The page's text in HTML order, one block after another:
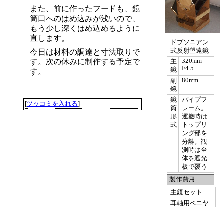
また、前に作ったフードも、鏡
筒口へのはめ込みが浅いので、
もう少し深くはめ込めるように
直します。
今日は材料の調達と寸法取りで
す。次の休みに制作する予定で
す。
[ツッコミを入れる]
ドブソニアン
式反射望遠鏡
主
鏡
320mm
F4.5
副
鏡
80mm
鏡
筒
形
式
パイプフ
レーム。
運搬時は
トップリ
ング部を
分離。観
測時は全
体を遮光
板で覆う
製作費用
主鏡セット
耳軸用ベニヤ